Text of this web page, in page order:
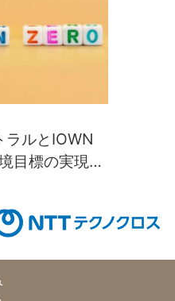
ラルとIOWN
目標の実現へ